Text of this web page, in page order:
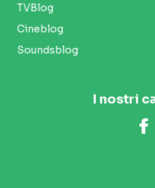
TVBlog
Cineblog
Soundsblog
I nostri